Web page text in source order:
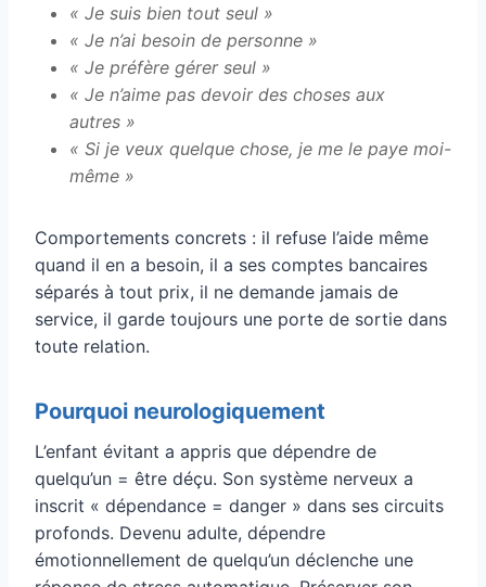
« Je suis bien tout seul »
« Je n’ai besoin de personne »
« Je préfère gérer seul »
« Je n’aime pas devoir des choses aux
autres »
« Si je veux quelque chose, je me le paye moi-
même »
Comportements concrets : il refuse l’aide même
quand il en a besoin, il a ses comptes bancaires
séparés à tout prix, il ne demande jamais de
service, il garde toujours une porte de sortie dans
toute relation.
Pourquoi neurologiquement
L’enfant évitant a appris que dépendre de
quelqu’un = être déçu. Son système nerveux a
inscrit « dépendance = danger » dans ses circuits
profonds. Devenu adulte, dépendre
émotionnellement de quelqu’un déclenche une